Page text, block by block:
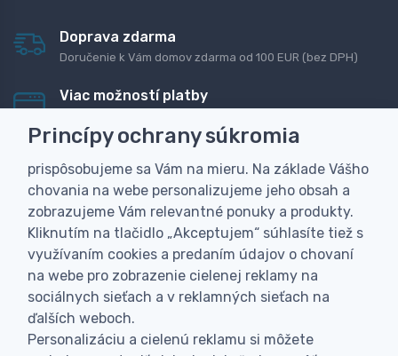
Doprava zdarma
Doručenie k Vám domov zdarma od 100 EUR (bez DPH)
Viac možností platby
dobierku
Personalizácia
Vyrobíme Vám vlastný originálny darček
Skúsenosť
Široký sortiment, z ktorého Vám pomôžeme vybrať
Princípy ochrany súkromia
prispôsobujeme sa Vám na mieru. Na základe Vášho
chovania na webe personalizujeme jeho obsah a
zobrazujeme Vám relevantné ponuky a produkty.
Kliknutím na tlačidlo „Akceptujem“ súhlasíte tiež s
využívaním cookies a predaním údajov o chovaní
na webe pro zobrazenie cielenej reklamy na
sociálnych sieťach a v reklamných sieťach na
ďalších weboch.
Personalizáciu a cielenú reklamu si môžete